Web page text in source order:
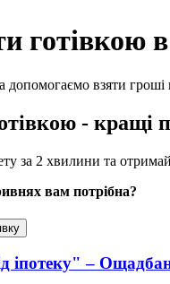
готівкою в
взяти гроші
- кращі
за 2 хвилини та
вам потрібна?
іпотеку" –